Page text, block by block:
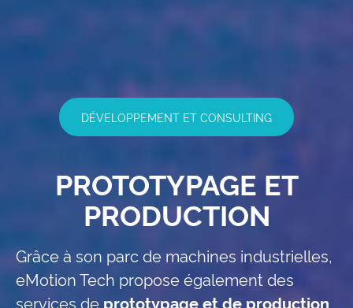
DÉVELOPPEMENT ET CONSULTING
PROTOTYPAGE ET
PRODUCTION
Grâce à son parc de machines industrielles,
eMotion Tech propose également des
services de prototypage et de production